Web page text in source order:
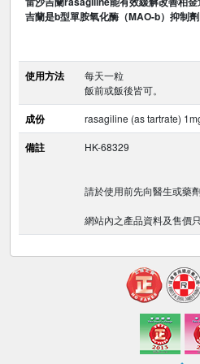
吉蘭是b型單胺氧化酶（MAO-b）抑制
使用方法
每天一粒
飯前或飯後皆可。
成份 rasagiline (as tartrate)
備註 HK-68329
請於使用前先向醫生或藥
網站內之產品資料及售價